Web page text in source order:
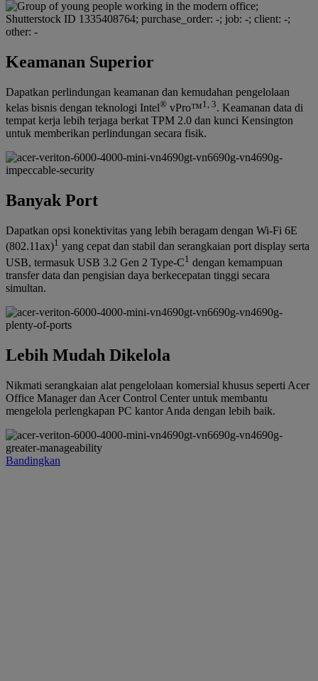
Keamanan Superior
Dapatkan perlindungan keamanan dan kemudahan pengelolaan
kelas bisnis dengan teknologi Intel® vPro™1, 3. Keamanan data di
tempat kerja lebih terjaga berkat TPM 2.0 dan kunci Kensington
untuk memberikan perlindungan secara fisik.
Banyak Port
Dapatkan opsi konektivitas yang lebih beragam dengan Wi-Fi 6E
(802.11ax)1 yang cepat dan stabil dan serangkaian port display serta
USB, termasuk USB 3.2 Gen 2 Type-C1 dengan kemampuan
transfer data dan pengisian daya berkecepatan tinggi secara
simultan.
Lebih Mudah Dikelola
Nikmati serangkaian alat pengelolaan komersial khusus seperti Acer
Office Manager dan Acer Control Center untuk membantu
mengelola perlengkapan PC kantor Anda dengan lebih baik.
Bandingkan